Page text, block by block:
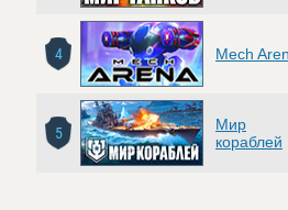
4 Mech
5
Мир
кораблей